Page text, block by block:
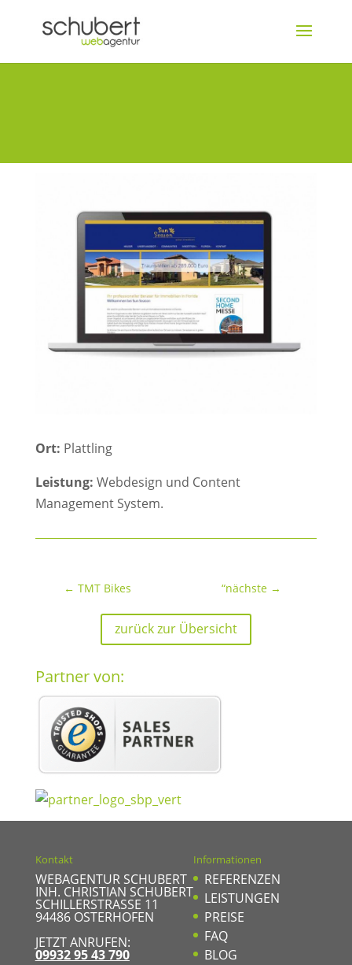
Ort: Plattling
Leistung: Webdesign und Content
Management System.
← TMT Bikes “nächste →
zurück zur Übersicht
Partner von:
Kontakt
WEBAGENTUR SCHUBERT
INH. CHRISTIAN SCHUBERT
SCHILLERSTRASSE 11
94486OSTERHOFEN
JETZT ANRUFEN:
09932 95 43 790
Informationen
REFERENZEN
LEISTUNGEN
PREISE
FAQ
BLOG